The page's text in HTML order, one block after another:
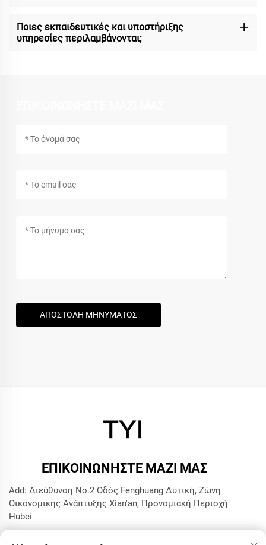
Ποιες εκπαιδευτικές και υποστήριξης
υπηρεσίες περιλαμβάνονται;
ΑΠΟΣΤΟΛΗ ΜΗΝΥΜΑΤΟΣ
ΕΠΙΚΟΙΝΩΝΉΣΤΕ ΜΑΖΊ ΜΑΣ
Add: Διεύθυνση No.2 Οδός Fenghuang Δυτική, Ζώνη
Οικονομικής Ανάπτυξης Xian'an, Προνομιακή Περιοχή
Hubei